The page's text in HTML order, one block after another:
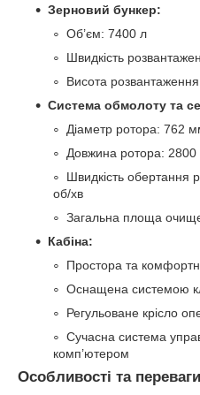
Зерновий бункер:
Об’єм: 7400 л
Швидкість
Висота
Система обмолоту та
Діаметр ротора: 762
Довжина ротора:
Швидкість обертання
об/хв
Загальна площа
Кабіна:
Простора та
Оснащена системою
Регульоване крісло
Сучасна система
комп’ютером
Особливості та